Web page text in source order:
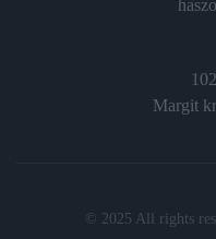
Margit
© 2025 All rights